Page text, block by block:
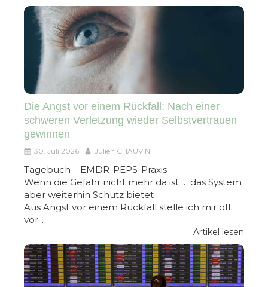
Die Angst vor einem Rückfall: Nach einer
schweren Verletzung wieder Selbstvertrauen
gewinnen
30. Juli 2026 Julien CHAUVIN
Tagebuch – EMDR-PEPS-Praxis
Wenn die Gefahr nicht mehr da ist … das System
aber weiterhin Schutz bietet
Aus Angst vor einem Rückfall stelle ich mir oft
vor...
Artikel lesen